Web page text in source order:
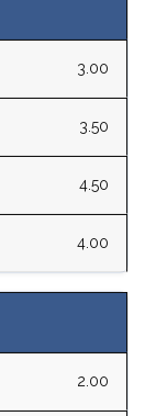
3.00
3.50
4.50
4.00
2.00